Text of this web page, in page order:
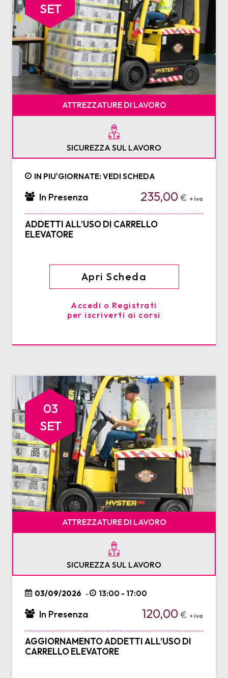
SET
ATTREZZATURE DI LAVORO
SICUREZZA SUL LAVORO
IN PIU'GIORNATE: VEDI SCHEDA
235,00€ + iva
In Presenza
ADDETTI ALL’USO DI CARRELLO
ELEVATORE
Apri Scheda
Accedi o Registrati
per iscriverti ai corsi
03
SET
ATTREZZATURE DI LAVORO
SICUREZZA SUL LAVORO
03/09/2026 - 13:00 - 17:00
120,00€ + iva
In Presenza
AGGIORNAMENTO ADDETTI ALL’USO DI
CARRELLO ELEVATORE